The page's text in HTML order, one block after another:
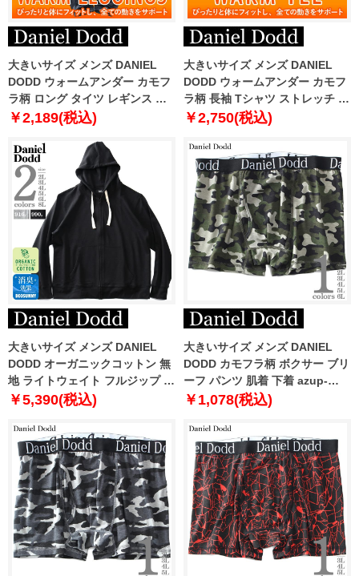
大きいサイズ メンズ DANIEL
DODD ウォームアンダー カモフ
ラ柄 ロング タイツ レギンス ス
トレッチ コンプレッション 裏ピ
￥2,189(税込)
大きいサイズ メンズ DANIEL
DODD ウォームアンダー カモフ
ラ柄 長袖 Tシャツ ストレッチ コ
ンプレッション 裏ピーチ起毛 迷
￥2,750(税込)
大きいサイズ メンズ DANIEL
DODD オーガニックコットン 無
地 ライトウェイト フルジップ パ
ーカー azsw-009014
￥5,390(税込)
大きいサイズ メンズ DANIEL
DODD カモフラ柄 ボクサー ブリ
ーフ パンツ 肌着 下着 azup-
239051c
￥1,078(税込)